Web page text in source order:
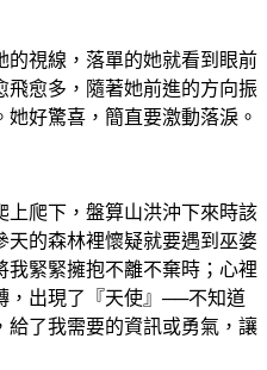
的視線，落單的她就看到眼前
愈多，隨著她前進的方向振
好驚喜，簡直要激動落淚。
上爬下，盤算山洪沖下來時該
的森林裡懷疑就要遇到巫婆
我緊緊擁抱不離不棄時；心裡
，出現了『天使』──不知道
給了我需要的資訊或勇氣，讓